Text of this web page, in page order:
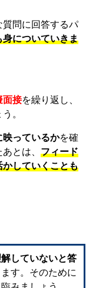
問に回答するパ
身についていきま
面接を繰り返し、
。
っているかを確
とは、 フィード
していくことも
していないと答
す。そのために